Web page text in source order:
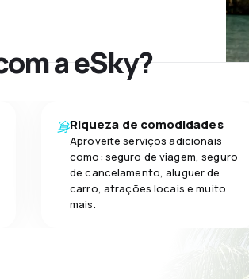
a eSky?
Riqueza de comodidades
Aproveite serviços adicionais
como: seguro de viagem, seguro
de cancelamento, aluguer de
carro, atrações locais e muito
mais.